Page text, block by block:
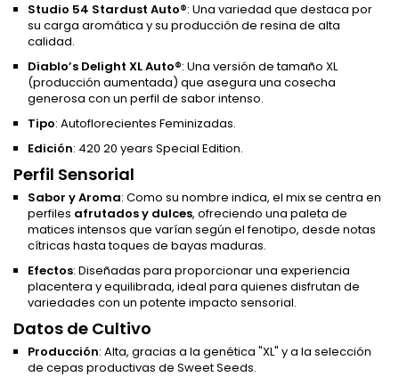
Studio 54 Stardust Auto®: Una variedad que destaca por
su carga aromática y su producción de resina de alta
calidad.
Diablo’s Delight XL Auto®: Una versión de tamaño XL
(producción aumentada) que asegura una cosecha
generosa con un perfil de sabor intenso.
Tipo: Autoflorecientes Feminizadas.
Edición: 420 20 years Special Edition.
Perfil Sensorial
Sabor y Aroma: Como su nombre indica, el mix se centra en
perfiles afrutados y dulces, ofreciendo una paleta de
matices intensos que varían según el fenotipo, desde notas
cítricas hasta toques de bayas maduras.
Efectos: Diseñadas para proporcionar una experiencia
placentera y equilibrada, ideal para quienes disfrutan de
variedades con un potente impacto sensorial.
Datos de Cultivo
Producción: Alta, gracias a la genética "XL" y a la selección
de cepas productivas de Sweet Seeds.